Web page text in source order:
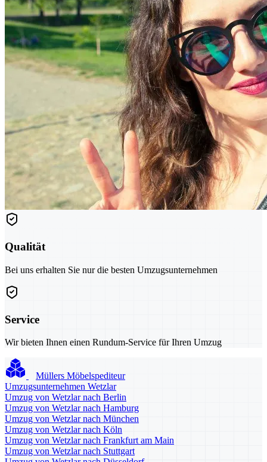
Qualität
Bei uns erhalten Sie nur die besten Umzugsunternehmen
Service
Wir bieten Ihnen einen Rundum-Service für Ihren Umzug
Müllers Möbelspediteur
Umzugsunternehmen Wetzlar
Umzug von Wetzlar nach Berlin
Umzug von Wetzlar nach Hamburg
Umzug von Wetzlar nach München
Umzug von Wetzlar nach Köln
Umzug von Wetzlar nach Frankfurt am Main
Umzug von Wetzlar nach Stuttgart